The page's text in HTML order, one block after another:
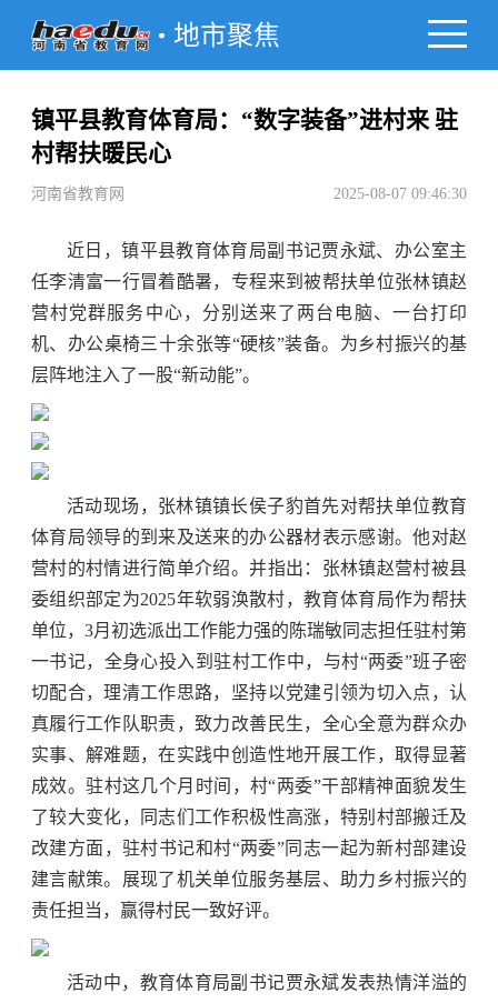
地市聚焦
镇平县教育体育局：“数字装备”进村来 驻
村帮扶暖民心
河南省教育网 2025-08-07 09:46:30
近日，镇平县教育体育局副书记贾永斌、办公室主
任李清富一行冒着酷暑，专程来到被帮扶单位张林镇赵
营村党群服务中心，分别送来了两台电脑、一台打印
机、办公桌椅三十余张等“硬核”装备。为乡村振兴的基
层阵地注入了一股“新动能”。
活动现场，张林镇镇长侯子豹首先对帮扶单位教育
体育局领导的到来及送来的办公器材表示感谢。他对赵
营村的村情进行简单介绍。并指出：张林镇赵营村被县
委组织部定为2025年软弱涣散村，教育体育局作为帮扶
单位，3月初选派出工作能力强的陈瑞敏同志担任驻村第
一书记，全身心投入到驻村工作中，与村“两委”班子密
切配合，理清工作思路，坚持以党建引领为切入点，认
真履行工作队职责，致力改善民生，全心全意为群众办
实事、解难题，在实践中创造性地开展工作，取得显著
成效。驻村这几个月时间，村“两委”干部精神面貌发生
了较大变化，同志们工作积极性高涨，特别村部搬迁及
改建方面，驻村书记和村“两委”同志一起为新村部建设
建言献策。展现了机关单位服务基层、助力乡村振兴的
责任担当，赢得村民一致好评。
活动中，教育体育局副书记贾永斌发表热情洋溢的